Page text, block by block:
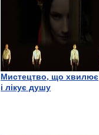
Мистецтво, що хвилює
і лікує душу